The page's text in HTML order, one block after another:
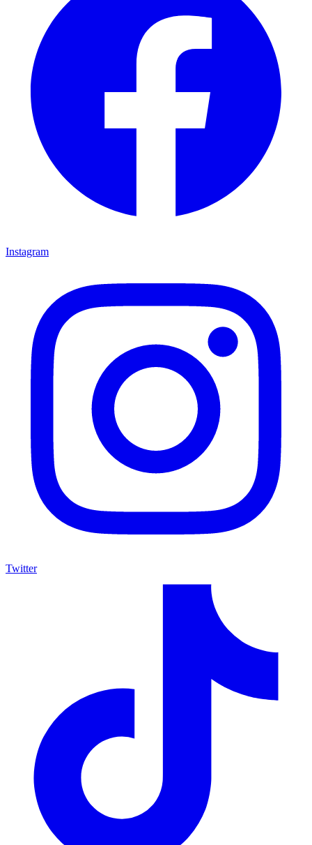
Instagram
Twitter